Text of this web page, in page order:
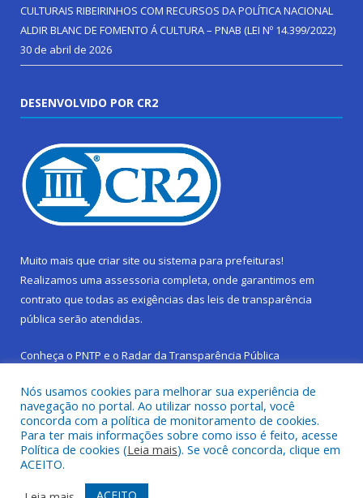
CULTURAIS RIBEIRINHOS COM RECURSOS DA POLÍTICA NACIONAL
ALDIR BLANC DE FOMENTO Á CULTURA – PNAB (LEI Nº 14.399/2022)
30 de abril de 2026
DESENVOLVIDO POR CR2
Muito mais que criar site ou sistema para prefeituras!
Realizamos uma assessoria completa, onde garantimos em
contrato que todas as exigências das leis de transparência
pública serão atendidas.
Conheça o PNTP e o Radar da Transparência Pública
Todos os direitos reservados a Prefeitura Municipal de São
Sebastião da Boa Vista.
Frequência Online Mapa do Site
Nós usamos cookies para melhorar sua experiência de
navegação no portal. Ao utilizar nosso portal, você
concorda com a política de monitoramento de cookies.
Para ter mais informações sobre como isso é feito, acesse
Política de cookies (Leia mais). Se você concorda, clique em
ACEITO.